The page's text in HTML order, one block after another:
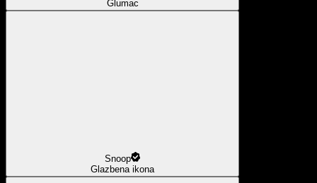
Glumac
Snoop
Glazbena ikona